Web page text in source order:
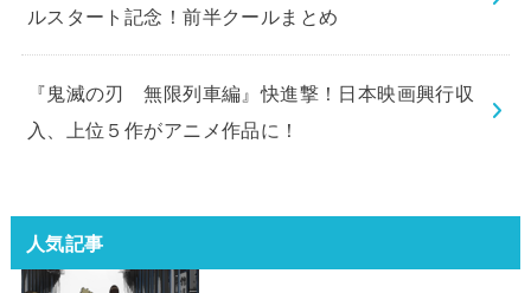
ルスタート記念！前半クールまとめ
『鬼滅の刃 無限列車編』快進撃！日本映画興行収
入、上位５作がアニメ作品に！
人気記事